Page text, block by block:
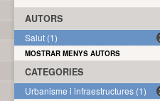
AUTORS
Salut (1)
MOSTRAR MENYS AUTORS
CATEGORIES
Urbanisme i infraestructures (1)